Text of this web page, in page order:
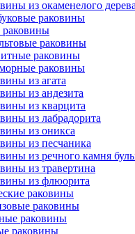
из окаменелого дерева
раковины
раковины
раковины
раковины
из агата
из андезита
из кварцита
из лабрадорита
из оникса
из песчаника
из речного камня
из травертина
из флюорита
раковины
раковины
раковины
раковины